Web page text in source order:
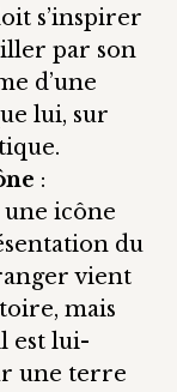
s’inspirer
par son
d’une
lui, sur
:
icône
du
vient
mais
est lui-
une terre